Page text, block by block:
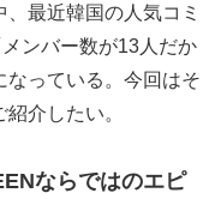
最近韓国の人気コミ
メンバー数が13人だか
なっている。今回はそ
介したい。
ならではのエピ